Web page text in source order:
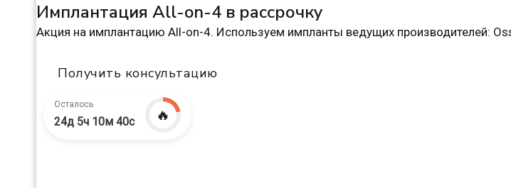
Имплантация All-on-4 в рассрочку
Акция на имплантацию All-on-4. Используем импланты ведущих производителей:
Получить консультацию
Осталось
24д 5ч 10м 39с 🔥